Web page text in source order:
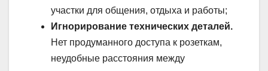
участки для общения, отдыха и работы;
Игнорирование технических деталей.
Нет продуманного доступа к розеткам,
неудобные расстояния между